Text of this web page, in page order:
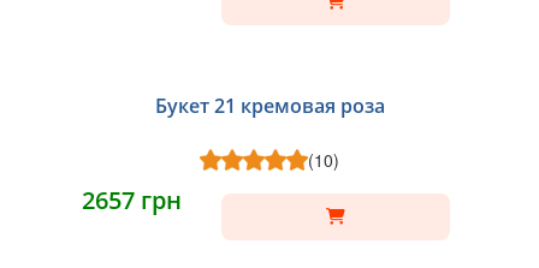
Букет 21 кремовая роза
(10)
2657 грн